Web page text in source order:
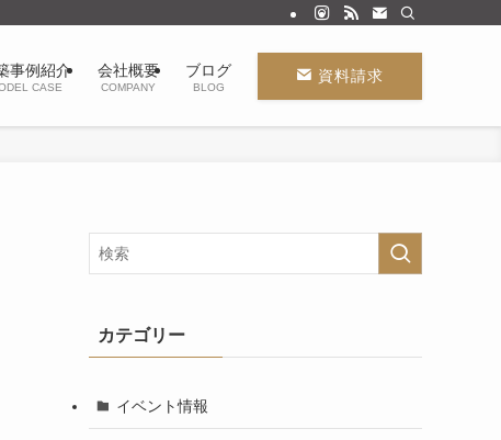
事例紹介
CASE
会社概要
COMPANY
ブログ
BLOG
資料請求
カテゴリー
イベント情報